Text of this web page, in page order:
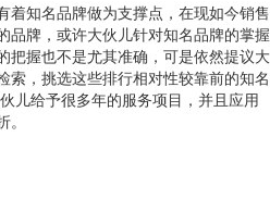
着知名品牌做为支撑点，在现如今销售
品牌，或许大伙儿针对知名品牌的掌握
把握也不是尤其准确，可是依然提议大
索，挑选这些排行相对性较靠前的知名
儿给予很多年的服务项目，并且应用